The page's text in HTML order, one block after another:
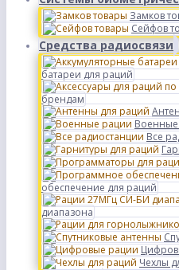
Замков
Сейфов
Средства радиосвязи
батареи для раций
брендам
Все
обеспечение для раций
диапазона
Чехлы